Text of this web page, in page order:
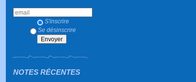
S'inscrire
Se désinscrire
NOTES RÉCENTES